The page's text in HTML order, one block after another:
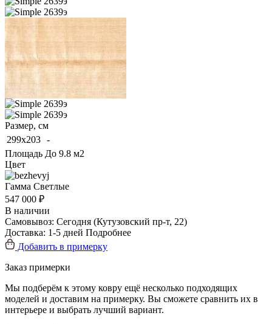
Размер, см
299x203 -
Площадь До 9.8 м2
Цвет
Гамма Светлые
547 000 ₽
В наличии
Самовывоз: Сегодня (Кутузовский пр-т, 22)
Доставка: 1-5 дней Подробнее
Добавить в примерку
Заказ примерки
Мы подберём к этому ковру ещё несколько подходящих
моделей и доставим на примерку. Вы сможете сравнить их в
интерьере и выбрать лучший вариант.